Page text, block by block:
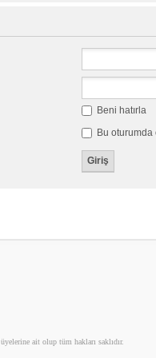
Beni hatırla
Bu
üyelerine ait olup tüm hakları saklıdır.